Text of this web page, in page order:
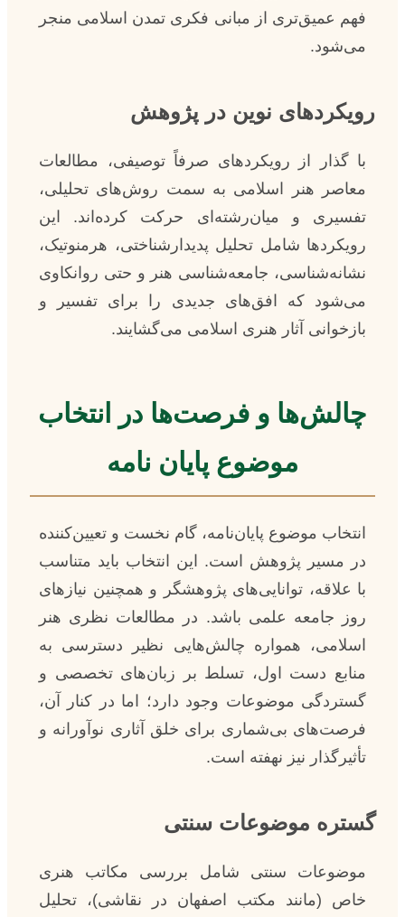
فهم عمیق‌تری از مبانی فکری تمدن اسلامی منجر
می‌شود.
رویکردهای نوین در پژوهش
با گذار از رویکردهای صرفاً توصیفی، مطالعات
معاصر هنر اسلامی به سمت روش‌های تحلیلی،
تفسیری و میان‌رشته‌ای حرکت کرده‌اند. این
رویکردها شامل تحلیل پدیدارشناختی، هرمنوتیک،
نشانه‌شناسی، جامعه‌شناسی هنر و حتی روانکاوی
می‌شود که افق‌های جدیدی را برای تفسیر و
بازخوانی آثار هنری اسلامی می‌گشایند.
چالش‌ها و فرصت‌ها در انتخاب
موضوع پایان نامه
انتخاب موضوع پایان‌نامه، گام نخست و تعیین‌کننده
در مسیر پژوهش است. این انتخاب باید متناسب
با علاقه، توانایی‌های پژوهشگر و همچنین نیازهای
روز جامعه علمی باشد. در مطالعات نظری هنر
اسلامی، همواره چالش‌هایی نظیر دسترسی به
منابع دست اول، تسلط بر زبان‌های تخصصی و
گستردگی موضوعات وجود دارد؛ اما در کنار آن،
فرصت‌های بی‌شماری برای خلق آثاری نوآورانه و
تأثیرگذار نیز نهفته است.
گستره موضوعات سنتی
موضوعات سنتی شامل بررسی مکاتب هنری
خاص (مانند مکتب اصفهان در نقاشی)، تحلیل